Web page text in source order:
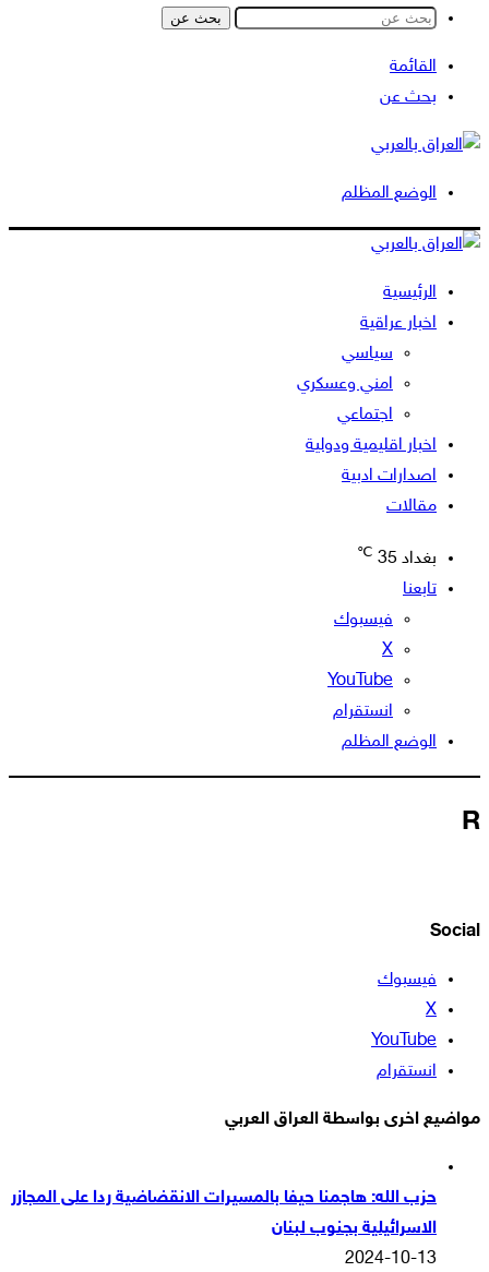
بحث عن
القائمة
بحث عن
الوضع المظلم
الرئيسية
اخبار عراقية
سياسي
امني وعسكري
اجتماعي
اخبار اقليمية ودولية
اصدارات ادبية
مقالات
بغداد 35
℃
تابعنا
فيسبوك
‫X
‫YouTube
انستقرام
الوضع المظلم
R
Social
فيسبوك
‫X
‫YouTube
انستقرام
مواضيع اخرى بواسطة العراق العربي
حزب الله: هاجمنا حيفا بالمسيرات الانقضاضية ردا على المجازر
الاسرائيلية بجنوب لبنان
2024-10-13